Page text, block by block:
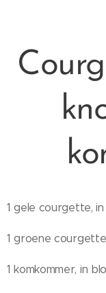
1 gele courgette,
1 groene
1 komkommer, in